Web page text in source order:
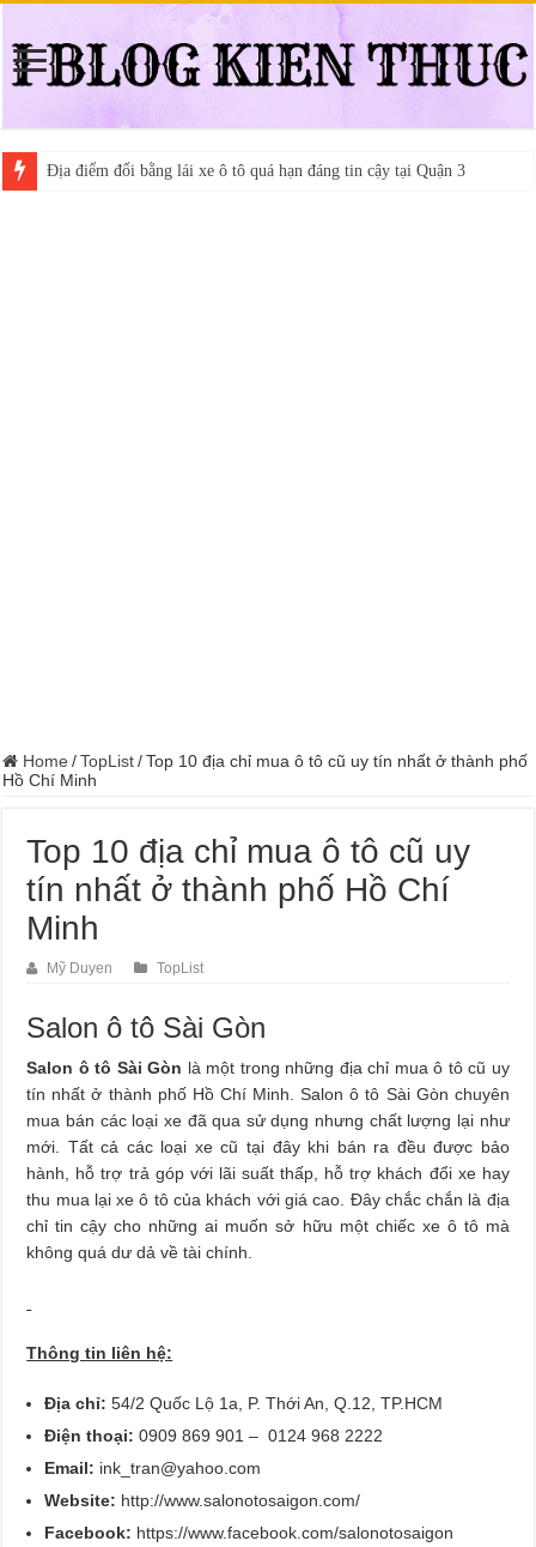
Địa điểm đổi bằng lái xe ô tô quá hạn đáng tin cậy tại Quận 3
Home / TopList / Top 10 địa chỉ mua ô tô cũ uy tín nhất ở thành phố
Hồ Chí Minh
Top 10 địa chỉ mua ô tô cũ uy
tín nhất ở thành phố Hồ Chí
Minh
Mỹ Duyen TopList
Salon ô tô Sài Gòn
Salon ô tô Sài Gòn là một trong những địa chỉ mua ô tô cũ uy
tín nhất ở thành phố Hồ Chí Minh. Salon ô tô Sài Gòn chuyên
mua bán các loại xe đã qua sử dụng nhưng chất lượng lại như
mới. Tất cả các loại xe cũ tại đây khi bán ra đều được bảo
hành, hỗ trợ trả góp với lãi suất thấp, hỗ trợ khách đổi xe hay
thu mua lại xe ô tô của khách với giá cao. Đây chắc chắn là địa
chỉ tin cậy cho những ai muốn sở hữu một chiếc xe ô tô mà
không quá dư dả về tài chính.
Thông tin liên hệ:
Địa chỉ:54/2 Quốc Lộ 1a, P. Thới An, Q.12, TP.HCM
Điện thoại:0909 869 901 – 0124 968 2222
Email: ink_tran@yahoo.com
Website: http://www.salonotosaigon.com/
Facebook: https://www.facebook.com/salonotosaigon